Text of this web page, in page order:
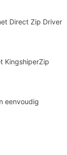
Direct Zip Driver
KingshiperZip
eenvoudig